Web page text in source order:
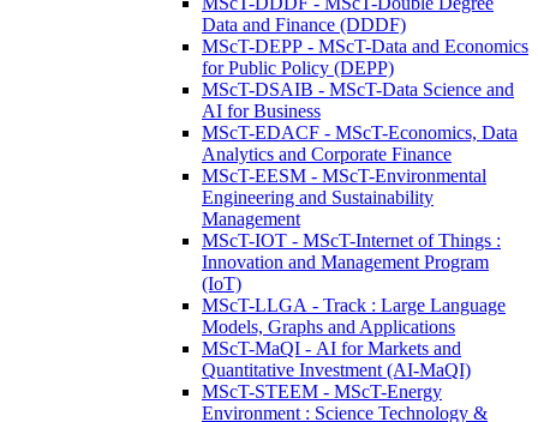
Data and Finance (DDDF)
MScT-DEPP - MScT-Data and Economics
for Public Policy (DEPP)
MScT-DSAIB - MScT-Data Science and
AI for Business
MScT-EDACF - MScT-Economics, Data
Analytics and Corporate Finance
MScT-EESM - MScT-Environmental
Engineering and Sustainability
Management
MScT-IOT - MScT-Internet of Things :
Innovation and Management Program
(IoT)
MScT-LLGA - Track : Large Language
Models, Graphs and Applications
MScT-MaQI - AI for Markets and
Quantitative Investment (AI-MaQI)
MScT-STEEM - MScT-Energy
Environment : Science Technology &